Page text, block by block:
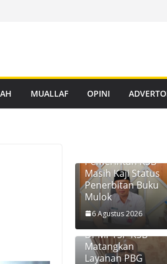
MUALLAF OPINI
Pemerintah KSB
Masih Kaji Status
Penerbitan Buku
Mulok
6 Agustus 2026
Disperkim dan
DPMPTSP KSB
Matangkan
Layanan PBG